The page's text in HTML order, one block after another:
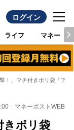
ログイン
ライフ マネー
撃！」マチ付きポリ袋「ア
マネーポストWEB
きポリ袋